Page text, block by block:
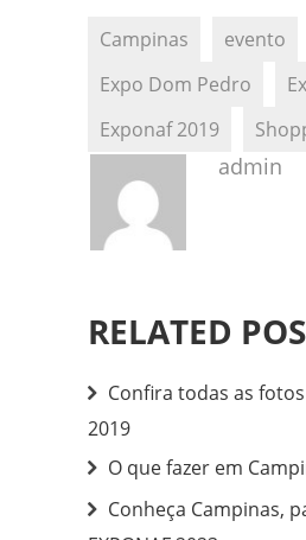
Campinas
evento
Expo Dom Pedro
Exponaf 2019
admin
RELATED
Confira todas as fotos
2019
O que fazer em
Conheça Campinas,